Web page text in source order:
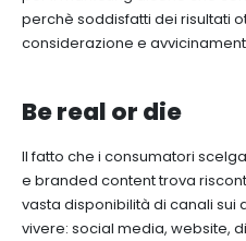
perchè soddisfatti dei risultati
considerazione e
Be real or die
Il fatto che i consumatori
e branded content trova
vasta disponibilità di canali sui
vivere: social media, website,